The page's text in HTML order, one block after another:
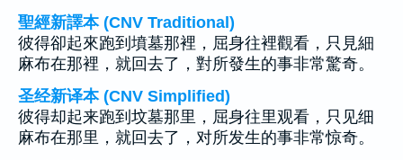
聖經新譯本 (CNV Traditional)
彼得卻起來跑到墳墓那裡，屈身往裡觀看，只見細
麻布在那裡，就回去了，對所發生的事非常驚奇。
圣经新译本 (CNV Simplified)
彼得却起来跑到坟墓那里，屈身往里观看，只见细
麻布在那里，就回去了，对所发生的事非常惊奇。